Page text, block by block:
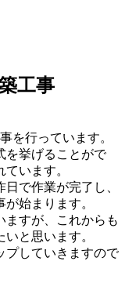
工事
を行っています。
を挙げることがで
います。
で作業が完了し、
始まります。
ますが、これからも
と思います。
プしていきますので